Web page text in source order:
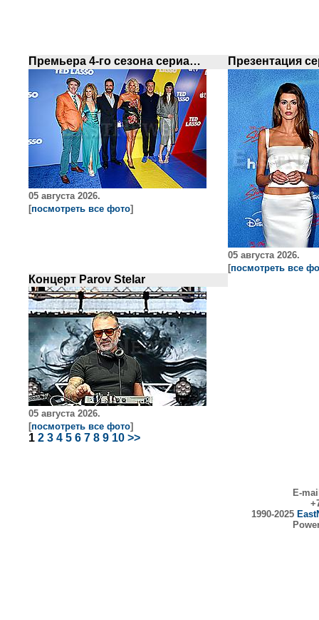
Премьера 4-го сезона сериала `Ted Lasso`в Нью-Йорке
05 августа 2026.
[посмотреть все фото]
05 августа 2026.
[посмотреть все
Концерт Parov Stelar
05 августа 2026.
[посмотреть все фото]
1 2 3 4 5 6 7 8 9 10 >>
E-
1990-2025